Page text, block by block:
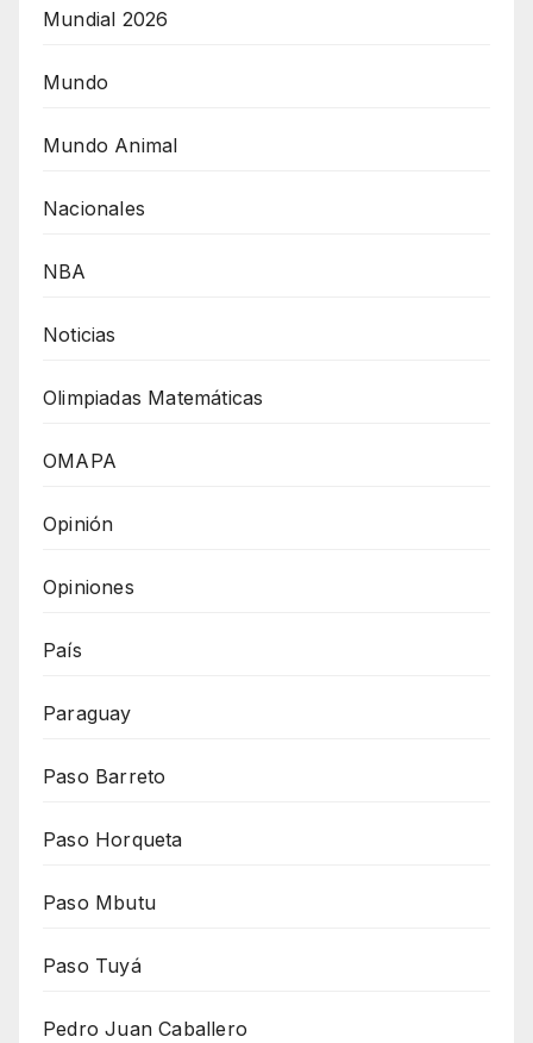
Mundial 2026
Mundo
Mundo Animal
Nacionales
NBA
Noticias
Olimpiadas Matemáticas
OMAPA
Opinión
Opiniones
País
Paraguay
Paso Barreto
Paso Horqueta
Paso Mbutu
Paso Tuyá
Pedro Juan Caballero